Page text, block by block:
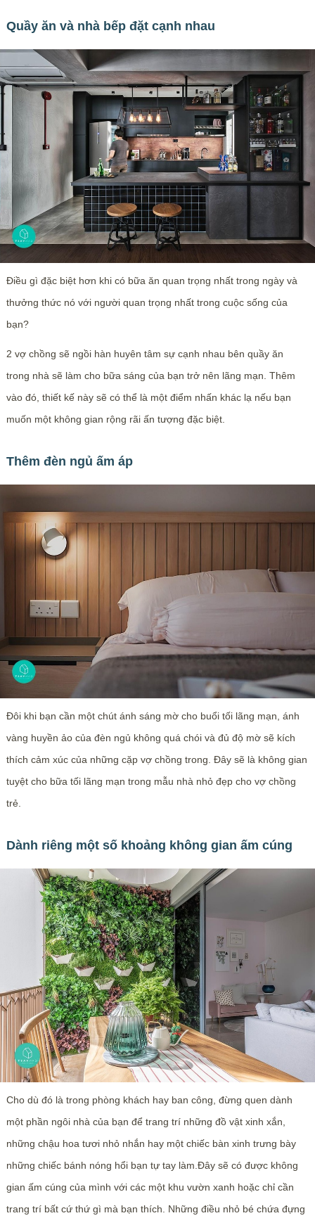
Quầy ăn và nhà bếp đặt cạnh nhau
Điều gì đặc biệt hơn khi có bữa ăn quan trọng nhất trong ngày và
thưởng thức nó với người quan trọng nhất trong cuộc sống của
bạn?
2 vợ chồng sẽ ngồi hàn huyên tâm sự cạnh nhau bên quầy ăn
trong nhà sẽ làm cho bữa sáng của bạn trở nên lãng mạn. Thêm
vào đó, thiết kế này sẽ có thể là một điểm nhấn khác lạ nếu bạn
muốn một không gian rộng rãi ấn tượng đặc biệt.
Thêm đèn ngủ ấm áp
Đôi khi bạn cần một chút ánh sáng mờ cho buổi tối lãng mạn, ánh
vàng huyền ảo của đèn ngủ không quá chói và đủ độ mờ sẽ kích
thích cảm xúc của những cặp vợ chồng trong. Đây sẽ là không gian
tuyệt cho bữa tối lãng mạn trong mẫu nhà nhỏ đẹp cho vợ chồng
trẻ.
Dành riêng một số khoảng không gian ấm cúng
Cho dù đó là trong phòng khách hay ban công, đừng quen dành
một phần ngôi nhà của bạn để trang trí những đồ vật xinh xắn,
những chậu hoa tươi nhỏ nhắn hay một chiếc bàn xinh trưng bày
những chiếc bánh nóng hổi bạn tự tay làm.Đây sẽ có được không
gian ấm cúng của mình với các một khu vườn xanh hoặc chỉ cần
trang trí bất cứ thứ gì mà bạn thích. Những điều nhỏ bé chứa đựng